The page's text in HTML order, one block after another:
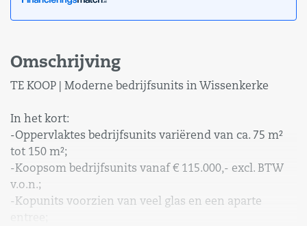
Omschrijving
TE KOOP | Moderne bedrijfsunits in Wissenkerke
In het kort:
-Oppervlaktes bedrijfsunits variërend van ca. 75 m²
tot 150 m²;
-Koopsom bedrijfsunits vanaf € 115.000,- excl. BTW
v.o.n.;
-Kopunits voorzien van veel glas en een aparte